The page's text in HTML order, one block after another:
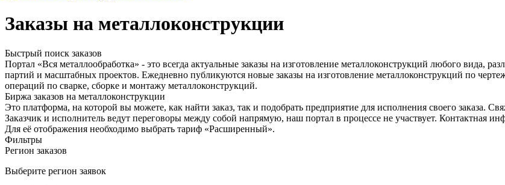
Заказы на металлоконструкции
Быстрый поиск заказов
Портал «Вся металлообработка» - это всегда актуальные заказы на изготовление металлоконструкций любого вида,
партий и масштабных проектов. Ежедневно публикуются новые заказы на изготовление металлоконструкций по
операций по сварке, сборке и монтажу металлоконструкций.
Биржа заказов на металлоконструкции
Это платформа, на которой вы можете, как найти заказ, так и подобрать предприятие для исполнения своего заказа.
Заказчик и исполнитель ведут переговоры между собой напрямую, наш портал в процессе не участвует. Контактная
Для её отображения необходимо выбрать тариф «Расширенный».
Фильтры
Регион заказов
Выберите регион заявок